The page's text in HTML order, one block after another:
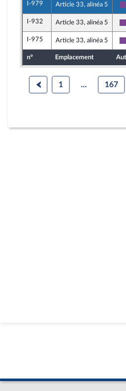
I-979 Article 33, alinéa 5
I-932 Article 33, alinéa 5
I-975 Article 33, alinéa 5
n° Emplacement
1 ... 167